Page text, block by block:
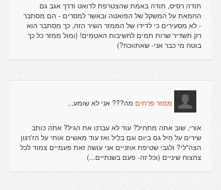
תודה רסיס, תודה באמת שהצטרפת לדואט ודרך אגב גם
החמאת על המשקל של הפואטה ובאשר למסרים - הם מסתבר
- לא מסעירים כי לדידו של הממזר השיר הזה, כך מסתבר הוא
רק תשדיר שרות תמים לחשיבות האטמים! (ומול ממזר כל כך
בוטח מי כבר אני- שאתווכח?)
ממזר פרחים מה??? אני לא שומע...
אורי, שוב אתה מתחיל? עוד לא עברנו את הגיל? אתה כותב
שירים על חָיִל גם ביום וגם בלָיִל ואז עוד מאשים אותי על הז'רגון
הצה"לי? ולגבי שטיפת אוזניים אני עושה זאת פעמיים צמוד לכל
צחצוח שיניים (וכל זה- פעם בשנתיים...)